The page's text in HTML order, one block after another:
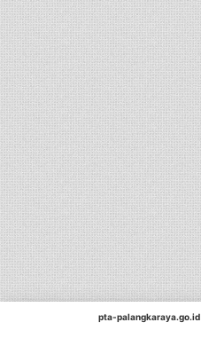
pta-palangkaraya.go.id